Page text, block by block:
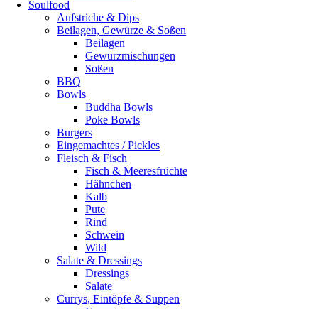
Soulfood
Aufstriche & Dips
Beilagen, Gewürze & Soßen
Beilagen
Gewürzmischungen
Soßen
BBQ
Bowls
Buddha Bowls
Poke Bowls
Burgers
Eingemachtes / Pickles
Fleisch & Fisch
Fisch & Meeresfrüchte
Hähnchen
Kalb
Pute
Rind
Schwein
Wild
Salate & Dressings
Dressings
Salate
Currys, Eintöpfe & Suppen